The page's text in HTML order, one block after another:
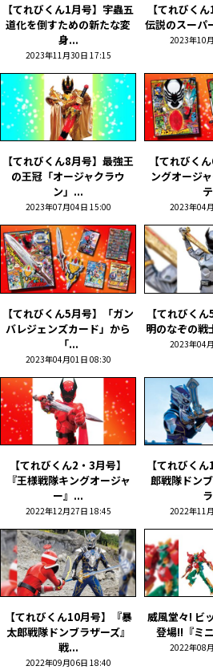
【てれびくん1月号】宇蟲五
道化を倒すための新たな変
身...
2023年11月30日 17:15
【てれびく
伝説のスーパ
2023年10
【てれびくん8月号】最強王
の王冠「オージャクラウ
ン」...
2023年07月04日 15:00
【てれびく
ングオージ
2023年04
【てれびくん5月号】「ガン
バレジェンズカード」から
「...
2023年04月01日 08:30
【てれびく
明のなぞの戦
2023年04
【てれびくん2・3月号】
『王様戦隊キングオージャ
ー』...
2022年12月27日 18:45
【てれびく
郎戦隊ドン
2022年11
【てれびくん10月号】『暴
太郎戦隊ドンブラザーズ』
戦...
2022年09月06日 18:40
威風堂々! ビ
登場!!『ミ
2022年08